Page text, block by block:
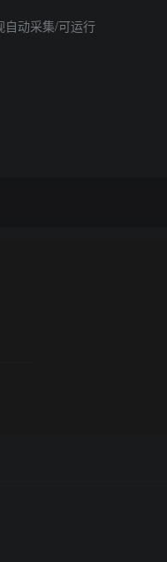
自动采集/可运行